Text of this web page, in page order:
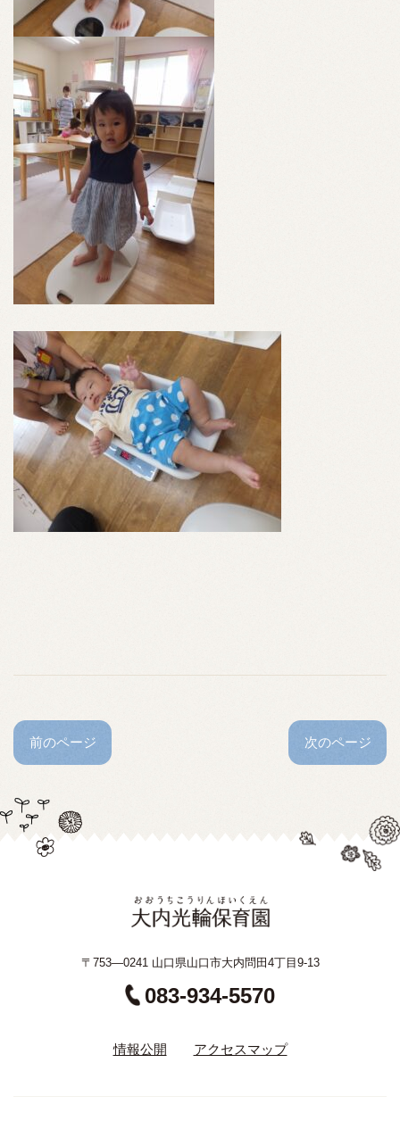
前のページ 次のページ
〒753—0241 山口県山口市大内問田4丁目9-13
083-934-5570
情報公開 アクセスマップ